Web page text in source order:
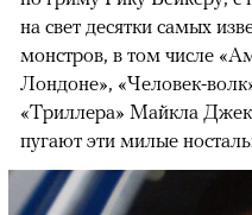
на свет десятки самых
монстров, в том числе
Лондоне», «Человек-
«Триллера» Майкла
пугают эти милые